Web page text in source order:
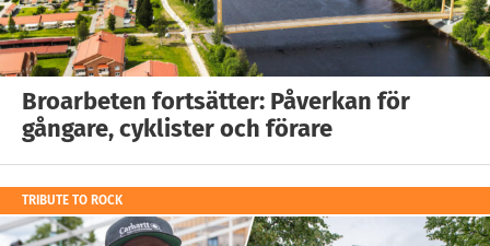
Broarbeten fortsätter: Påverkan för
gångare, cyklister och förare
TRIBUTE TO ROCK